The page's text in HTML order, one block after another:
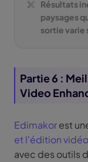
Résultats
paysages
sortie varie
Partie 6 :
Video
Edimakorest
et l'édition vidéo
avec des outils